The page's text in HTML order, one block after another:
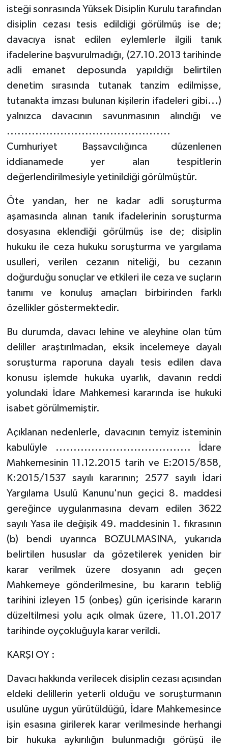
isteği sonrasında Yüksek Disiplin Kurulu tarafından
disiplin cezası tesis edildiği görülmüş ise de;
davacıya isnat edilen eylemlerle ilgili tanık
ifadelerine başvurulmadığı, (27.10.2013 tarihinde
adli emanet deposunda yapıldığı belirtilen
denetim sırasında tutanak tanzim edilmişse,
tutanakta imzası bulunan kişilerin ifadeleri gibi...)
yalnızca davacının savunmasının alındığı ve
..............................................
Cumhuriyet Başsavcılığınca düzenlenen
iddianamede yer alan tespitlerin
değerlendirilmesiyle yetinildiği görülmüştür.
Öte yandan, her ne kadar adli soruşturma
aşamasında alınan tanık ifadelerinin soruşturma
dosyasına eklendiği görülmüş ise de; disiplin
hukuku ile ceza hukuku soruşturma ve yargılama
usulleri, verilen cezanın niteliği, bu cezanın
doğurduğu sonuçlar ve etkileri ile ceza ve suçların
tanımı ve konuluş amaçları birbirinden farklı
özellikler göstermektedir.
Bu durumda, davacı lehine ve aleyhine olan tüm
deliller araştırılmadan, eksik incelemeye dayalı
soruşturma raporuna dayalı tesis edilen dava
konusu işlemde hukuka uyarlık, davanın reddi
yolundaki İdare Mahkemesi kararında ise hukuki
isabet görülmemiştir.
Açıklanan nedenlerle, davacının temyiz isteminin
kabulüyle ...................................... İdare
Mahkemesinin 11.12.2015 tarih ve E:2015/858,
K:2015/1537 sayılı kararının; 2577 sayılı İdari
Yargılama Usulü Kanunu'nun geçici 8. maddesi
gereğince uygulanmasına devam edilen 3622
sayılı Yasa ile değişik 49. maddesinin 1. fıkrasının
(b) bendi uyarınca BOZULMASINA, yukarıda
belirtilen hususlar da gözetilerek yeniden bir
karar verilmek üzere dosyanın adı geçen
Mahkemeye gönderilmesine, bu kararın tebliğ
tarihini izleyen 15 (onbeş) gün içerisinde kararın
düzeltilmesi yolu açık olmak üzere, 11.01.2017
tarihinde oyçokluğuyla karar verildi.
KARŞI OY :
Davacı hakkında verilecek disiplin cezası açısından
eldeki delillerin yeterli olduğu ve soruşturmanın
usulüne uygun yürütüldüğü, İdare Mahkemesince
işin esasına girilerek karar verilmesinde herhangi
bir hukuka aykırılığın bulunmadığı görüşü ile